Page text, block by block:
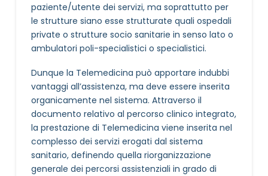
paziente/utente dei servizi, ma soprattutto per
le strutture siano esse strutturate quali ospedali
private o strutture socio sanitarie in senso lato o
ambulatori poli-specialistici o specialistici.
Dunque la Telemedicina può apportare indubbi
vantaggi all’assistenza, ma deve essere inserita
organicamente nel sistema. Attraverso il
documento relativo al percorso clinico integrato,
la prestazione di Telemedicina viene inserita nel
complesso dei servizi erogati dal sistema
sanitario, definendo quella riorganizzazione
generale dei percorsi assistenziali in grado di